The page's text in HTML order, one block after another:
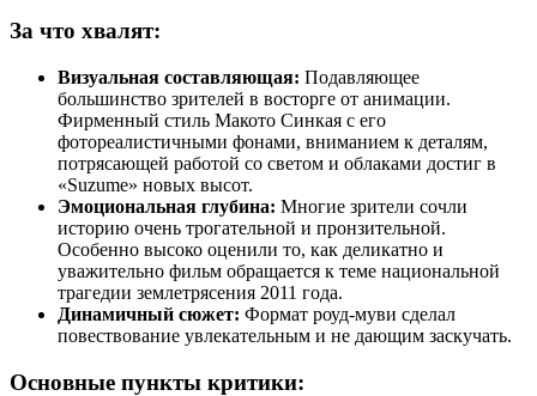
За что хвалят:
Визуальная составляющая: Подавляющее
большинство зрителей в восторге от анимации.
Фирменный стиль Макото Синкая с его
фотореалистичными фонами, вниманием к деталям,
потрясающей работой со светом и облаками достиг в
«Suzume» новых высот.
Эмоциональная глубина: Многие зрители сочли
историю очень трогательной и пронзительной.
Особенно высоко оценили то, как деликатно и
уважительно фильм обращается к теме национальной
трагедии землетрясения 2011 года.
Динамичный сюжет: Формат роуд-муви сделал
повествование увлекательным и не дающим заскучать.
Основные пункты критики: